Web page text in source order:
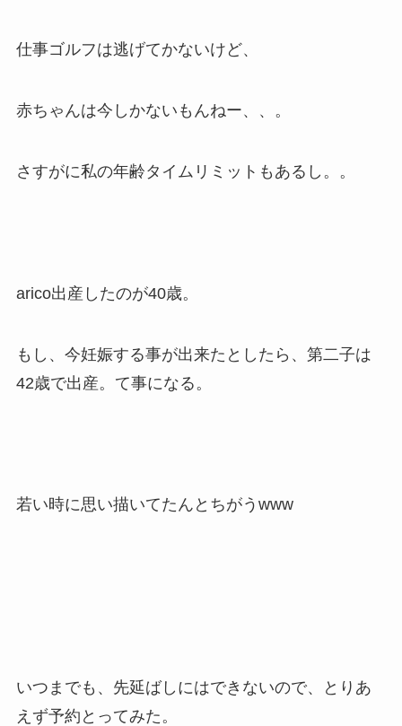
仕事ゴルフは逃げてかないけど、
赤ちゃんは今しかないもんねー、、。
さすがに私の年齢タイムリミットもあるし。。
arico出産したのが40歳。
もし、今妊娠する事が出来たとしたら、第二子は
42歳で出産。て事になる。
若い時に思い描いてたんとちがうwww
いつまでも、先延ばしにはできないので、とりあ
えず予約とってみた。